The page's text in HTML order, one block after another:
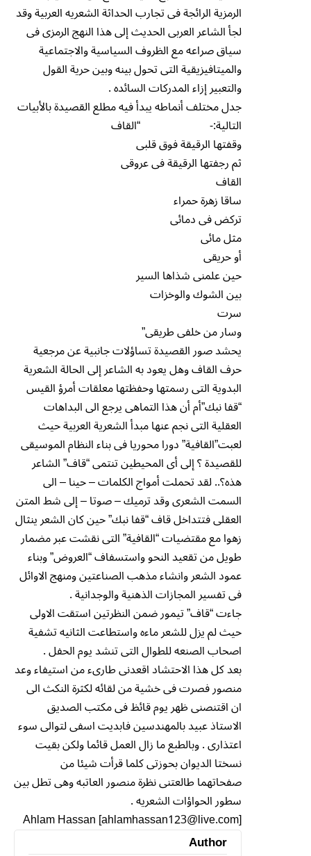
الرمزية الرائجة فى تجارب الحداثة الشعريه العربية وقد
لجأ الشاعر العربى الحديث إلى هذا النهج الرمزى فى
سياق صراعه مع الظروف السياسية والاجتماعية
والميتافيزيقية التى تحول بينه وبين حرية القول
والتعبير إزاء المدركات السائده .
جدل مختلف أنماطه يبدأ فيه مطلع القصيدة بالأبيات
التالية:- “القاف
وقفتها الرقيقة فوق قلبى
ثم رجفتها الرقيقة فى عروقى
القاف
ساقا زهرة حمراء
تركض فى دمائى
مثل مائى
أو حريقى
حين علمنى شذاها السير
بين الشوك والوخزات
سرت
وسار من خلفى طريقى”
يحشد صور القصيدة تساؤلات جانبية عن مرجعية
حرف القاف وهل يعود به الشاعر إلى الحالة الشعرية
البدوية التى رسمتها وحفظتها معلقات أمرؤ القيس
“قفا نبك”أم أن هذا التماهى يرجع الى البداهات
العقلية التى نجم عنها مبدأ الشعرية العربية حيث
لعبت”القافية” دورا محوريا فى بناء النظام الموسيقى
للقصيدة ؟ إلى أى المحيطين تنتمى “قاف” الشاعر
هذه؟.. لقد تحملت أمواج الكلمات – حينا – الى
السمت الشعرى وقد ترميك – صوتا – إلى شط المتن
العقلى فتتداخل قاف “قفا نبك” حين كان الشعر ينثال
زهوا مع مقتضيات “القافية” التى نقشت عبر مضمار
طويل من تقعيد النحو واستسفاف “العروض” وبناء
عمود الشعر وانشاء مذهب الصناعتين ومنهج الاوائل
فى تفسير المجازات الذهنية والوجدانية .
جاءت “قاف” تيمور ضمن النظرتين استقت الاولى
حيث لم يزل للشعر ماءه واستطاعت الثانيه تشفية
اصحاب الصنعه للطوال التى تنشد يوم الحفل .
بعد كل هذا الاحتشاد اقعدنى طارىء من استيفاء وعد
منصور فصرت فى خشية من لقائه لكثرة النكث الى
ان اقتنصنى ظهر يوم قائظ فى مكتب الصديق
الاستاذ عبيد بالمهندسين فابديت اسفى لتوالى سوء
اعتذارى . وبالطبع ما زال العمل قائما ولكن بقيت
نسختا الديوان بحوزتى كلما قرأت شيئا من
صفحاتهما طالعتنى نظرة منصور العاتبه وهى تطل بين
سطور الحواؤات الشعريه .
Ahlam Hassan [ahlamhassan123@live.com]
Author